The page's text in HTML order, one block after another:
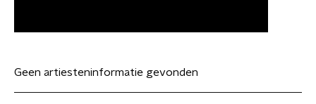
Geen artiesteninformatie gevonden